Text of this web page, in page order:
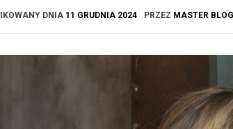
DNIA 11 GRUDNIA 2024 PRZEZ MASTER